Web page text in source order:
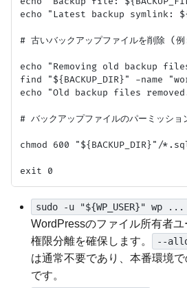
echo "Latest backup symlink:
# 古いバックアップファイルを削除 (
echo "Removing old backup
find "${BACKUP_DIR}" -name
echo "Old backup files
# バックアップファイルのパーミッシ
chmod 600 "${BACKUP_DIR}"/
sudo -u "${WP_USER}" wp ...
WordPressのファイル所有者ユ
権限分離を確保します。
--
は通常不要であり、本番環境
です。